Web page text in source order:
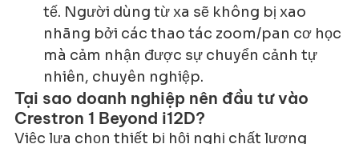
tế. Người dùng từ xa sẽ không bị xao
nhãng bởi các thao tác zoom/pan cơ học
mà cảm nhận được sự chuyển cảnh tự
nhiên, chuyên nghiệp.
Tại sao doanh nghiệp nên đầu tư vào
Crestron 1 Beyond i12D?
Việc lựa chọn thiết bị hội nghị chất lượng